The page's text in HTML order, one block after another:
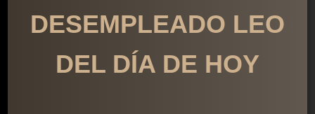
DESEMPLEADO LEO
DEL DÍA DE HOY